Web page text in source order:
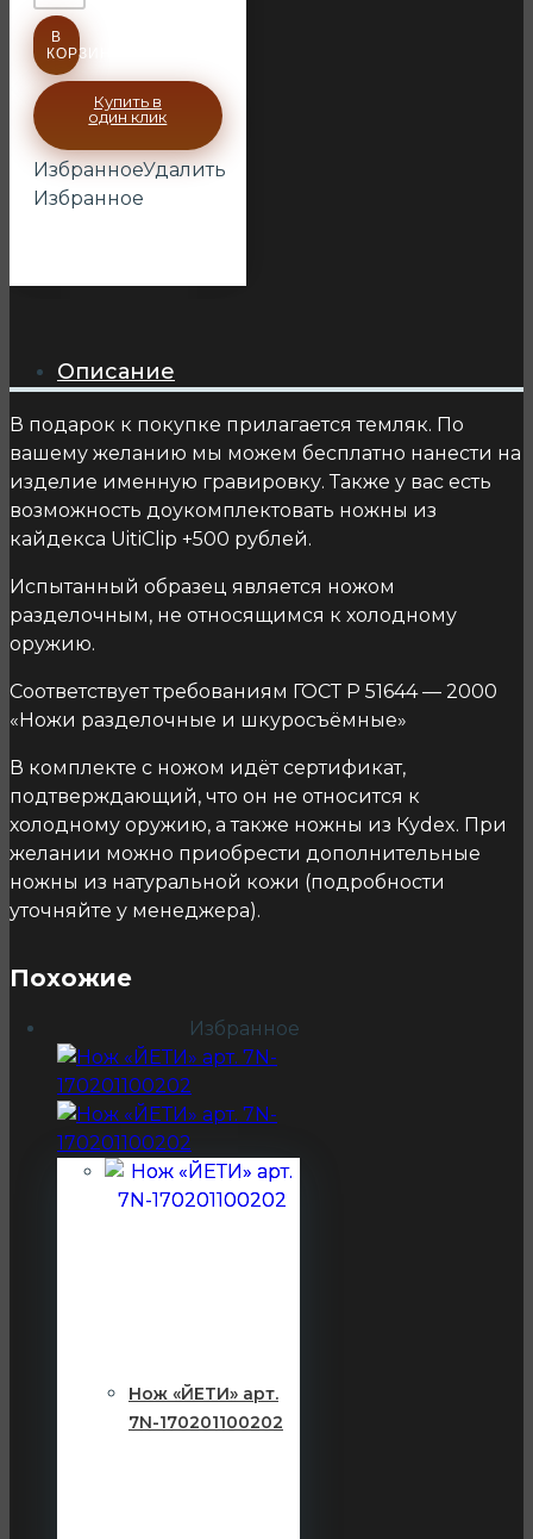
В
КОРЗИНУ
Купить в
один клик
ИзбранноеУдалить
Избранное
Описание
В подарок к покупке прилагается темляк. По
вашему желанию мы можем бесплатно нанести на
изделие именную гравировку. Также у вас есть
возможность доукомплектовать ножны из
кайдекса UitiClip +500 рублей.
Испытанный образец является ножом
разделочным, не относящимся к холодному
оружию.
Соответствует требованиям ГОСТ Р 51644 — 2000
«Ножи разделочные и шкуросъёмные»
В комплекте с ножом идёт сертификат,
подтверждающий, что он не относится к
холодному оружию, а также ножны из Кydex. При
желании можно приобрести дополнительные
ножны из натуральной кожи (подробности
уточняйте у менеджера).
Похожие
Избранное
Нож «ЙЕТИ» арт.
7N-170201100202